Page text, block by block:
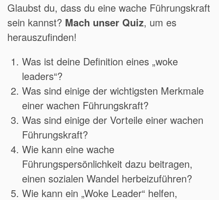
Glaubst du, dass du eine wache Führungskraft
sein kannst? Mach unser Quiz, um es
herauszufinden!
Was ist deine Definition eines „woke
leaders“?
Was sind einige der wichtigsten Merkmale
einer wachen Führungskraft?
Was sind einige der Vorteile einer wachen
Führungskraft?
Wie kann eine wache
Führungspersönlichkeit dazu beitragen,
einen sozialen Wandel herbeizuführen?
Wie kann ein „Woke Leader“ helfen,